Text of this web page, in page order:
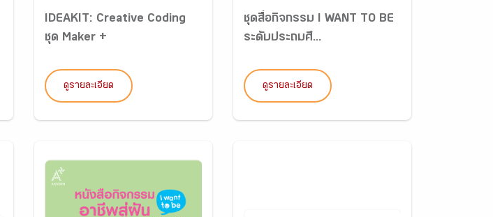
IDEAKIT: Creative Coding
ชุด Maker +
ดูรายละเอียด
ชุดสื่อกิจกรรม I WANT TO BE
ระดับประถมศึ...
ดูรายละเอียด